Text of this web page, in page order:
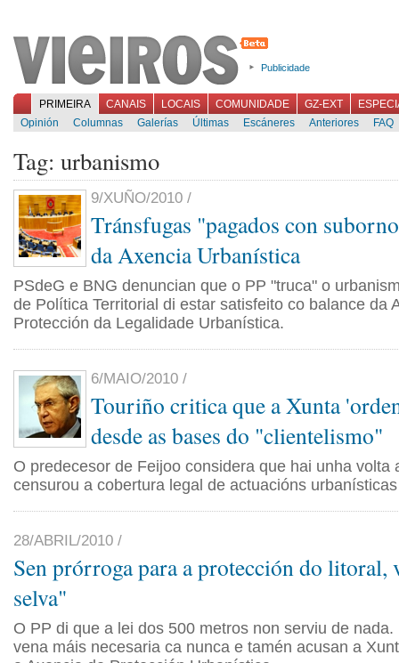
Publicidade
PRIMEIRA CANAIS LOCAIS COMUNIDADE GZ-EXT
Opinión
Columnas Galerías Últimas Escáneres Anteriores FAQ
Tag: urbanismo
9/XUÑO/2010 /
Tránsfugas "pagados con
da Axencia Urbanística
PSdeG e BNG denuncian que o PP "truca" o
de Política Territorial di estar satisfeito co balance da
Protección da Legalidade Urbanística.
6/MAIO/2010 /
Touriño critica que a Xunta
desde as bases do "clientelismo"
O predecesor de Feijoo considera que hai unha volta
censurou a cobertura legal de actuacións
28/ABRIL/2010 /
Sen prórroga para a protección do litoral,
selva"
O PP di que a lei dos 500 metros non serviu de
vena máis necesaria ca nunca e tamén acusan a